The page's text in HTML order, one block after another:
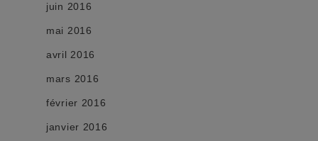
juin 2016
mai 2016
avril 2016
mars 2016
février 2016
janvier 2016